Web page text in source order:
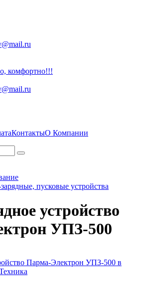
КонтактыО Компании
пусковые устройства
устройство
УПЗ-500